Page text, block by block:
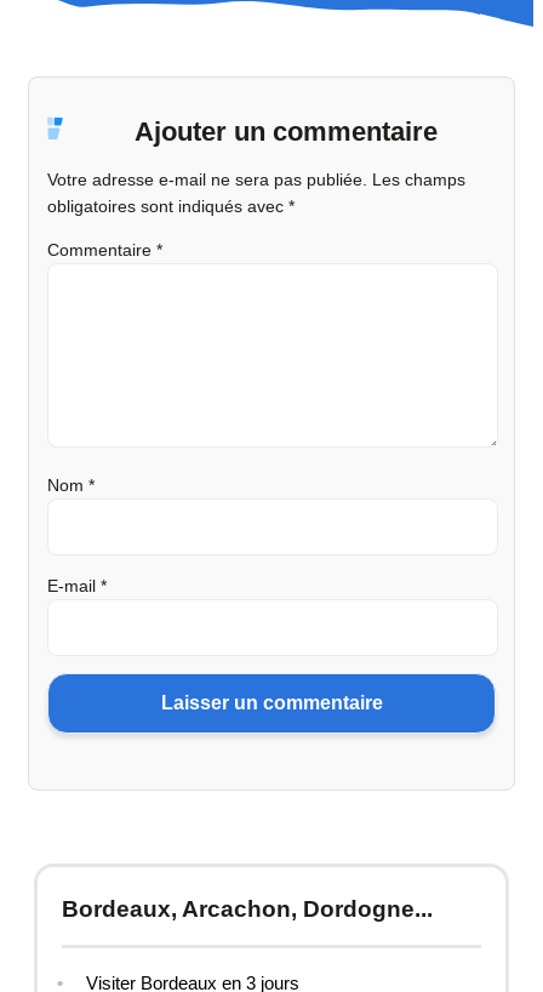
Ajouter un commentaire
Votre adresse e-mail ne sera pas publiée. Les champs
obligatoires sont indiqués avec *
Commentaire *
Nom *
E-mail *
Bordeaux, Arcachon, Dordogne...
Visiter Bordeaux en 3 jours